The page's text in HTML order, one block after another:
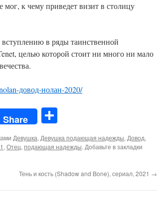
мог, к чему приведет визит в столицу
в ряды таинственной
целью которой стоит ни много ни мало
довод-нолан-2020/
Share
Девушка,Девушка подающая надежды,Довод,
,Отец,подающая надежды. Добавьте в закладки
Тень и кость (Shadow and Bone), сериал, 2021 →